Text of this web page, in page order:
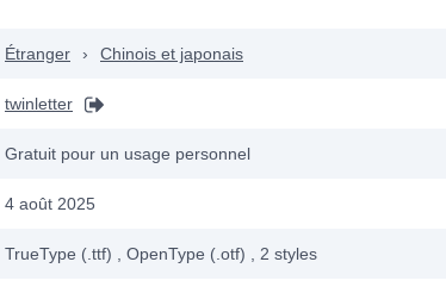
Étranger › Chinois et japonais
twinletter
Gratuit pour un usage personnel
4 août 2025
TrueType (.ttf) , OpenType (.otf) , 2 styles